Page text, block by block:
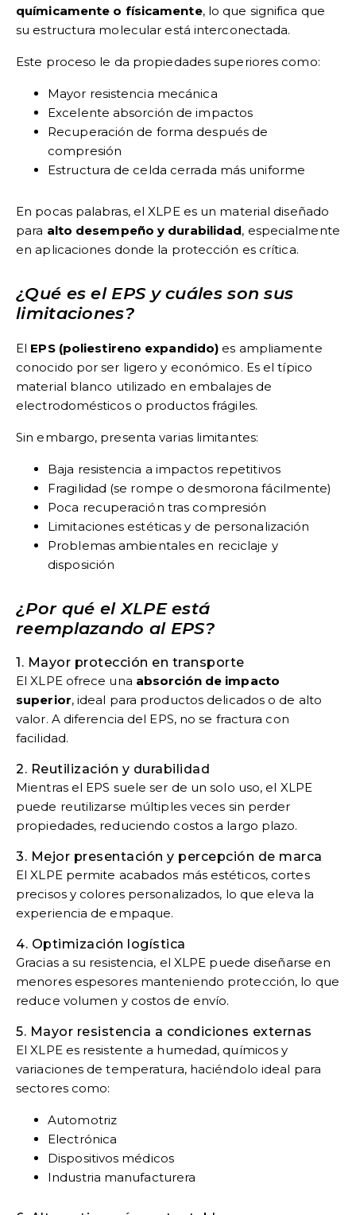
químicamente o físicamente, lo que significa que
su estructura molecular está interconectada.
Este proceso le da propiedades superiores como:
Mayor resistencia mecánica
Excelente absorción de impactos
Recuperación de forma después de
compresión
Estructura de celda cerrada más uniforme
En pocas palabras, el XLPE es un material diseñado
para alto desempeño y durabilidad, especialmente
en aplicaciones donde la protección es crítica.
¿Qué es el EPS y cuáles son sus
limitaciones?
El EPS (poliestireno expandido) es ampliamente
conocido por ser ligero y económico. Es el típico
material blanco utilizado en embalajes de
electrodomésticos o productos frágiles.
Sin embargo, presenta varias limitantes:
Baja resistencia a impactos repetitivos
Fragilidad (se rompe o desmorona fácilmente)
Poca recuperación tras compresión
Limitaciones estéticas y de personalización
Problemas ambientales en reciclaje y
disposición
¿Por qué el XLPE está
reemplazando al EPS?
1. Mayor protección en transporte
El XLPE ofrece una absorción de impacto
superior, ideal para productos delicados o de alto
valor. A diferencia del EPS, no se fractura con
facilidad.
2. Reutilización y durabilidad
Mientras el EPS suele ser de un solo uso, el XLPE
puede reutilizarse múltiples veces sin perder
propiedades, reduciendo costos a largo plazo.
3. Mejor presentación y percepción de marca
El XLPE permite acabados más estéticos, cortes
precisos y colores personalizados, lo que eleva la
experiencia de empaque.
4. Optimización logística
Gracias a su resistencia, el XLPE puede diseñarse en
menores espesores manteniendo protección, lo que
reduce volumen y costos de envío.
5. Mayor resistencia a condiciones externas
El XLPE es resistente a humedad, químicos y
variaciones de temperatura, haciéndolo ideal para
sectores como:
Automotriz
Electrónica
Dispositivos médicos
Industria manufacturera